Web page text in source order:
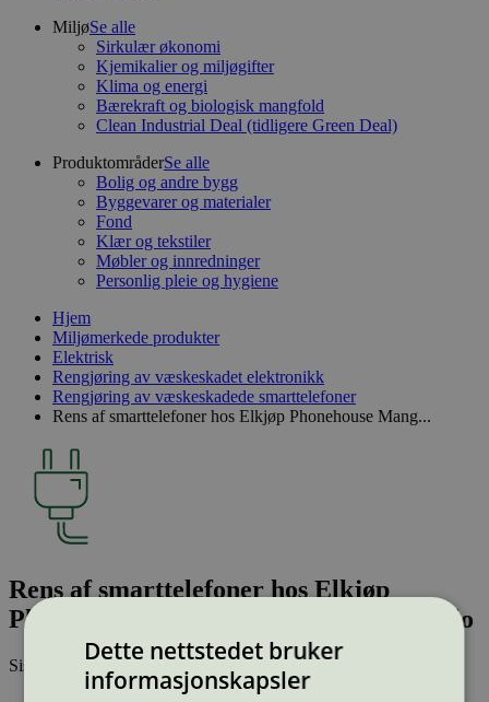
MiljøSe alle
Sirkulær økonomi
Kjemikalier og miljøgifter
Klima og energi
Bærekraft og biologisk mangfold
Clean Industrial Deal (tidligere Green Deal)
ProduktområderSe alle
Bolig og andre bygg
Byggevarer og materialer
Fond
Klær og tekstiler
Møbler og innredninger
Personlig pleie og hygiene
Hjem
Miljømerkede produkter
Elektrisk
Rengjøring av væskeskadet elektronikk
Rengjøring av væskeskadede smarttelefoner
Rens af smarttelefoner hos Elkjøp Phonehouse Mang...
Rens af smarttelefoner hos Elkjøp
Phonehouse Manglerud, Plogveien 6 Oslo
Sist oppdatert30 okt 2025
Dette nettstedet bruker
informasjonskapsler